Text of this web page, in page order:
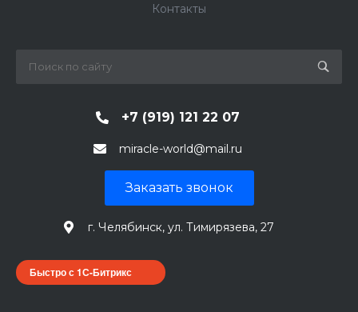
Контакты
+7 (919) 121 22 07
miracle-world@mail.ru
Заказать звонок
г. Челябинск, ул. Тимирязева, 27
Быстро с 1С-Битрикс